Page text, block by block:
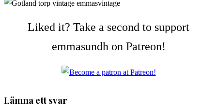
Liked it? Take a second to support
emmasundh on Patreon!
Lämna ett svar